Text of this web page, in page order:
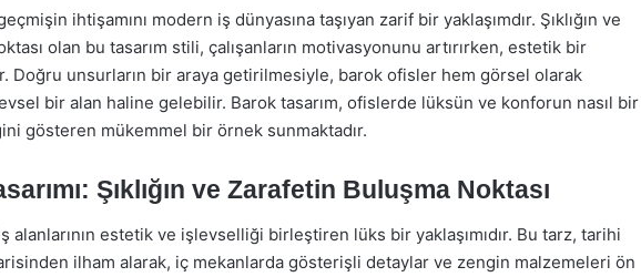
ihtişamını modern iş dünyasına taşıyan zarif bir yaklaşımdır. Şıklığın ve
olan bu tasarım stili, çalışanların motivasyonunu artırırken, estetik bir
Doğru unsurların bir araya getirilmesiyle, barok ofisler hem görsel olarak
bir alan haline gelebilir. Barok tasarım, ofislerde lüksün ve konforun nasıl bir
gösteren mükemmel bir örnek sunmaktadır.
Şıklığın ve Zarafetin Buluşma Noktası
alanlarının estetik ve işlevselliği birleştiren lüks bir yaklaşımıdır. Bu tarz, tarihi
ilham alarak, iç mekanlarda gösterişli detaylar ve zengin malzemeleri ön